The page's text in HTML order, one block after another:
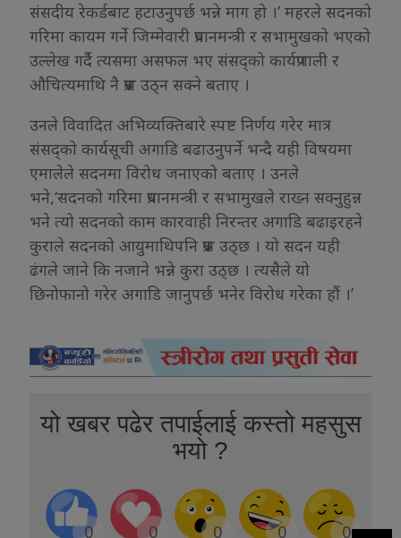
संसदीय रेकर्डबाट हटाउनुपर्छ भन्ने माग हो ।’ महरले सदनको
गरिमा कायम गर्ने जिम्मेवारी प्रधानमन्त्री र सभामुखको भएको
उल्लेख गर्दै त्यसमा असफल भए संसद्को कार्यप्रणाली र
औचित्यमाथि नै प्रश्न उठ्न सक्ने बताए ।
उनले विवादित अभिव्यक्तिबारे स्पष्ट निर्णय गरेर मात्र
संसद्को कार्यसूची अगाडि बढाउनुपर्ने भन्दै यही विषयमा
एमालेले सदनमा विरोध जनाएको बताए । उनले
भने,‘सदनको गरिमा प्रधानमन्त्री र सभामुखले राख्न सक्नुहुन्न
भने त्यो सदनको काम कारवाही निरन्तर अगाडि बढाइरहने
कुराले सदनको आयुमाथिपनि प्रश्न उठ्छ । यो सदन यही
ढंगले जाने कि नजाने भन्ने कुरा उठ्छ । त्यसैले यो
छिनोफानो गरेर अगाडि जानुपर्छ भनेर विरोध गरेका हौं ।’
यो खबर पढेर तपाईलाई कस्तो महसुस
भयो ?
0 0 0 0 0